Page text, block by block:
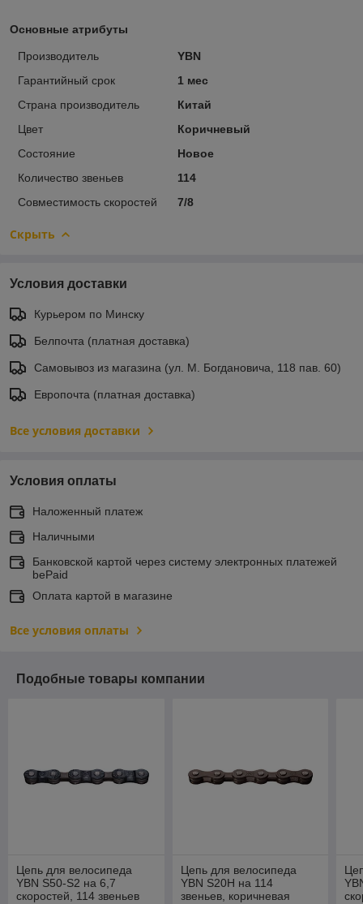
Основные атрибуты
Производитель
YBN
Гарантийный срок
1 мес
Страна производитель
Китай
Цвет
Коричневый
Состояние
Новое
Количество звеньев
114
Совместимость скоростей
7/8
Скрыть
Условия доставки
Курьером по Минску
Белпочта (платная доставка)
Самовывоз из магазина (ул. М. Богдановича, 118 пав. 60)
Европочта (платная доставка)
Все условия доставки
Условия оплаты
Наложенный платеж
Наличными
Банковской картой через систему электронных платежей
bePaid
Оплата картой в магазине
Все условия оплаты
Подобные товары компании
Цепь для велосипеда
YBN S50-S2 на 6,7
скоростей, 114 звеньев
Цепь для велосипеда
YBN S20H на 114
звеньев, коричневая